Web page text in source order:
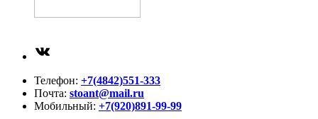
Телефон: +7(4842)551-333
Почта: stoant@mail.ru
Мобильный: +7(920)891-99-99